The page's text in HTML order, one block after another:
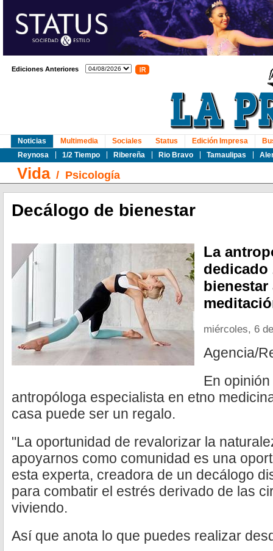
Ediciones Anteriores
Noticias
Reynosa
1/2 Tiempo Ribereña Rio Bravo Tamaulipas
Multimedia Sociales Status Edición Impresa
Vida/ Psicología
Decálogo de bienestar
La
dedicado
bienestar
miércoles, 6
Agencia/
En
antropóloga especialista en etno
casa puede ser un regalo.
"La oportunidad de revalorizar la
apoyarnos como comunidad es una
esta experta, creadora de un decálogo
para combatir el estrés derivado de las
viviendo.
Así que anota lo que puedes realizar